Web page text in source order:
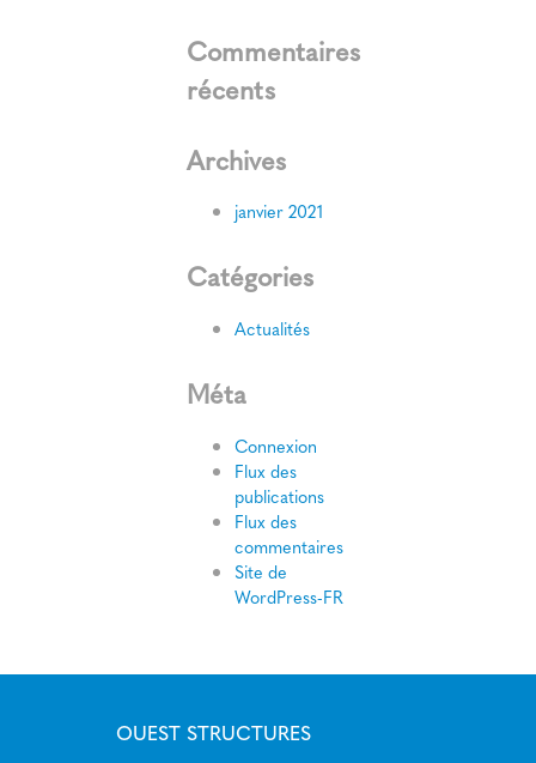
Commentaires
récents
Archives
janvier 2021
Catégories
Actualités
Méta
Connexion
Flux des
publications
Flux des
commentaires
Site de
WordPress-FR
OUEST STRUCTURES